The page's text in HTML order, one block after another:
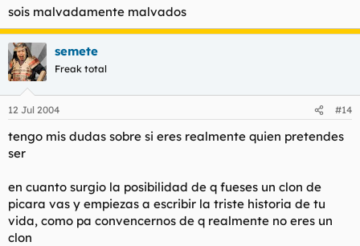
sois malvadamente malvados
semete
Freak total
12 Jul 2004 #14
tengo mis dudas sobre si eres realmente quien pretendes
ser
en cuanto surgio la posibilidad de q fueses un clon de
picara vas y empiezas a escribir la triste historia de tu
vida, como pa convencernos de q realmente no eres un
clon